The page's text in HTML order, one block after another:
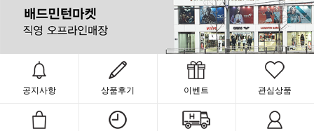
공지사항 상품후기 이벤트 관심상품